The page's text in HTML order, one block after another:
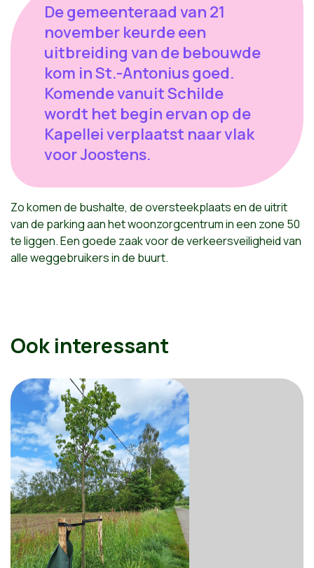
De gemeenteraad van 21
november keurde een
uitbreiding van de bebouwde
kom in St.-Antonius goed.
Komende vanuit Schilde
wordt het begin ervan op de
Kapellei verplaatst naar vlak
voor Joostens.
Zo komen de bushalte, de oversteekplaats en de uitrit
van de parking aan het woonzorgcentrum in een zone 50
te liggen. Een goede zaak voor de verkeersveiligheid van
alle weggebruikers in de buurt.
Ook interessant